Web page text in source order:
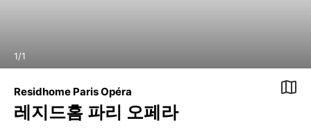
1/1
Residhome Paris Opéra
레지드홈 파리 오페라